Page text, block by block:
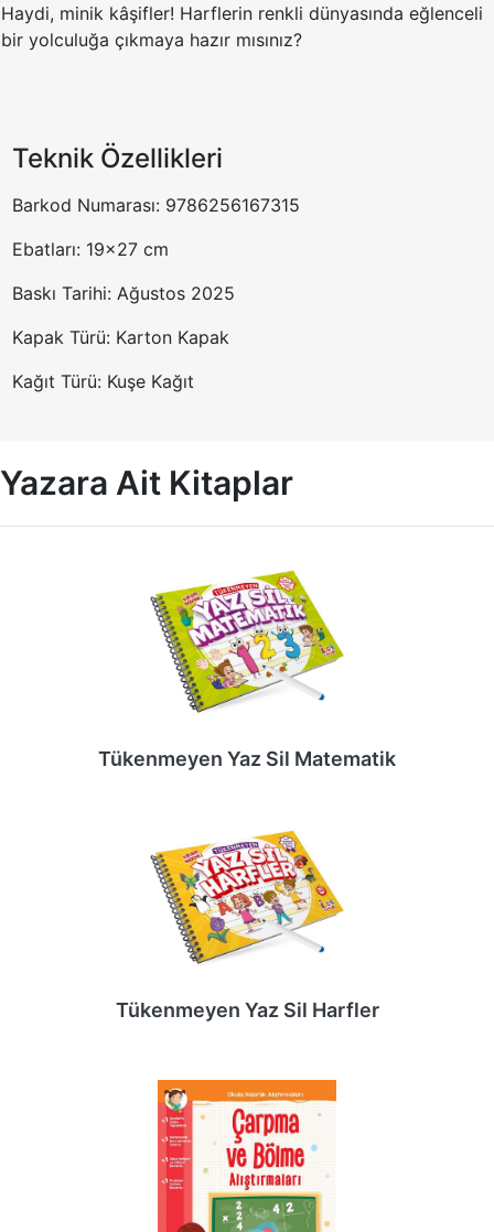
Haydi, minik kâşifler! Harflerin renkli dünyasında eğlenceli
bir yolculuğa çıkmaya hazır mısınız?
Teknik Özellikleri
Barkod Numarası: 9786256167315
Ebatları: 19x27 cm
Baskı Tarihi: Ağustos 2025
Kapak Türü: Karton Kapak
Kağıt Türü: Kuşe Kağıt
Yazara Ait Kitaplar
Tükenmeyen Yaz Sil Matematik
Tükenmeyen Yaz Sil Harfler